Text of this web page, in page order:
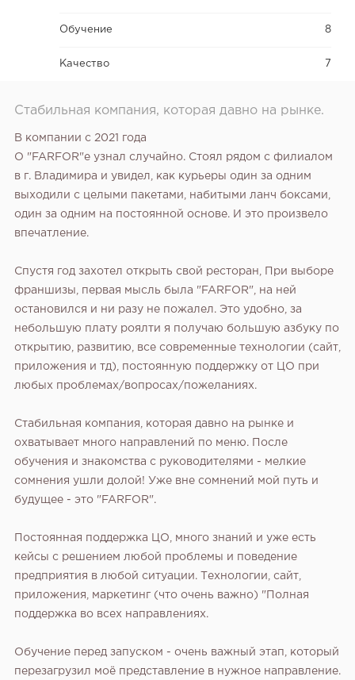
Обучение 8
Качество 7
Стабильная компания, которая давно на рынке.
В компании с 2021 года
О "FARFOR"е узнал случайно. Стоял рядом с филиалом
в г. Владимира и увидел, как курьеры один за одним
выходили с целыми пакетами, набитыми ланч боксами,
один за одним на постоянной основе. И это произвело
впечатление.
Спустя год захотел открыть свой ресторан, При выборе
франшизы, первая мысль была "FARFOR", на ней
остановился и ни разу не пожалел. Это удобно, за
небольшую плату роялти я получаю большую азбуку по
открытию, развитию, все современные технологии (сайт,
приложения и тд), постоянную поддержку от ЦО при
любых проблемах/вопросах/пожеланиях.
Стабильная компания, которая давно на рынке и
охватывает много направлений по меню. После
обучения и знакомства с руководителями - мелкие
сомнения ушли долой! Уже вне сомнений мой путь и
будущее - это "FARFOR".
Постоянная поддержка ЦО, много знаний и уже есть
кейсы с решением любой проблемы и поведение
предприятия в любой ситуации. Технологии, сайт,
приложения, маркетинг (что очень важно) "Полная
поддержка во всех направлениях.
Обучение перед запуском - очень важный этап, который
перезагрузил моё представление в нужное направление.